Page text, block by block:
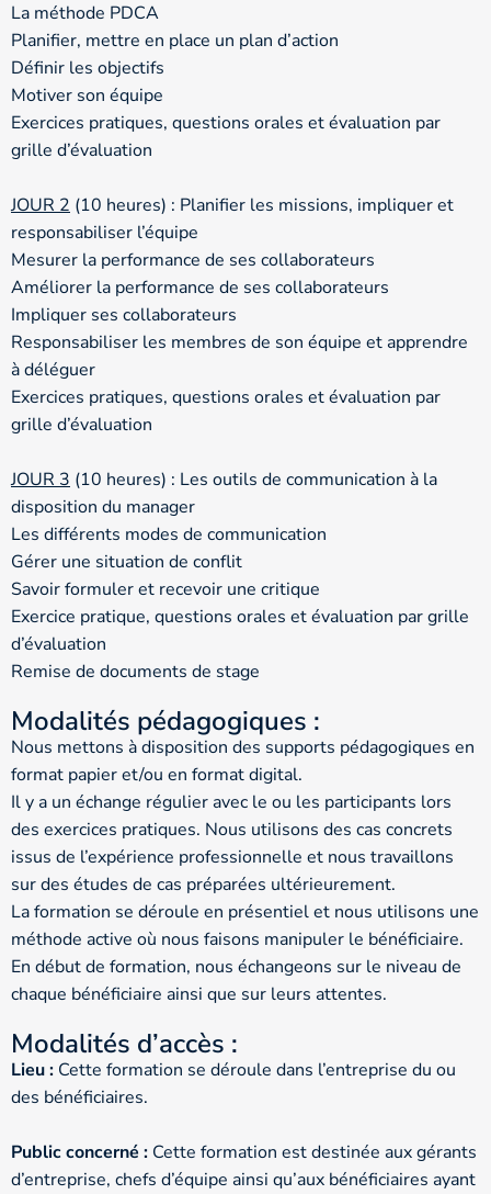
La méthode PDCA
Planifier, mettre en place un plan d’action
Définir les objectifs
Motiver son équipe
Exercices pratiques, questions orales et évaluation par
grille d’évaluation
JOUR 2 (10 heures) : Planifier les missions, impliquer et
responsabiliser l’équipe
Mesurer la performance de ses collaborateurs
Améliorer la performance de ses collaborateurs
Impliquer ses collaborateurs
Responsabiliser les membres de son équipe et apprendre
à déléguer
Exercices pratiques, questions orales et évaluation par
grille d’évaluation
JOUR 3 (10 heures) : Les outils de communication à la
disposition du manager
Les différents modes de communication
Gérer une situation de conflit
Savoir formuler et recevoir une critique
Exercice pratique, questions orales et évaluation par grille
d’évaluation
Remise de documents de stage
Modalités pédagogiques :
Nous mettons à disposition des supports pédagogiques en
format papier et/ou en format digital.
Il y a un échange régulier avec le ou les participants lors
des exercices pratiques. Nous utilisons des cas concrets
issus de l’expérience professionnelle et nous travaillons
sur des études de cas préparées ultérieurement.
La formation se déroule en présentiel et nous utilisons une
méthode active où nous faisons manipuler le bénéficiaire.
En début de formation, nous échangeons sur le niveau de
chaque bénéficiaire ainsi que sur leurs attentes.
Modalités d’accès :
Lieu : Cette formation se déroule dans l’entreprise du ou
des bénéficiaires.
Public concerné : Cette formation est destinée aux gérants
d’entreprise, chefs d’équipe ainsi qu’aux bénéficiaires ayant